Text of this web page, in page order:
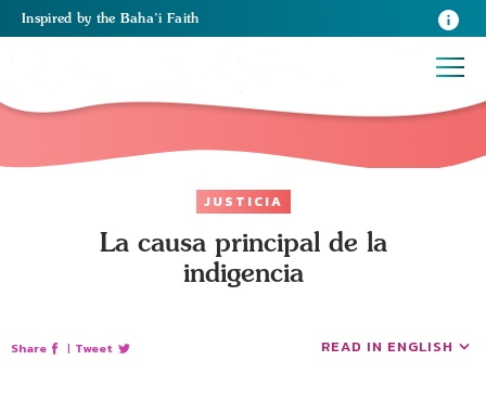
Inspired by the Baha’i Faith
JUSTICIA
La causa principal de la
indigencia
Share | Tweet READ IN ENGLISH